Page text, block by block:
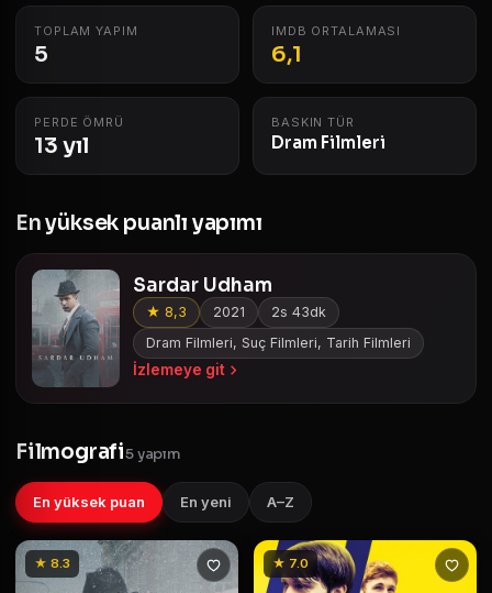
TOPLAM YAPIM
5
IMDB ORTALAMASI
6,1
PERDE ÖMRÜ
13 yıl
BASKIN TÜR
Dram Filmleri
En yüksek puanlı yapımı
Sardar Udham
★ 8,3 2021
2s 43dk
Dram Filmleri, Suç Filmleri, Tarih Filmleri
İzlemeye git
Filmografi5 yapım
En yüksek puan En yeni A–Z
★ 8.3 ★ 7.0